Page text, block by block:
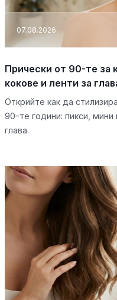
07.08.2026
Прически от 90-те за
кокове и ленти за
Открийте как да
90-те години: пикси, мини
глава.